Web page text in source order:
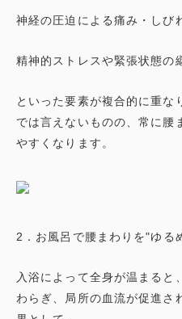
神経の圧迫による痛み・しび
精神的ストレスや緊張状態の
といった要素が複合的に重な
では言えないものの、常に腰
やすくなります。
2．お風呂で腰まわりを"ゆる
入浴によって全身が温まると
わらぎ、局所の血流が促進さ